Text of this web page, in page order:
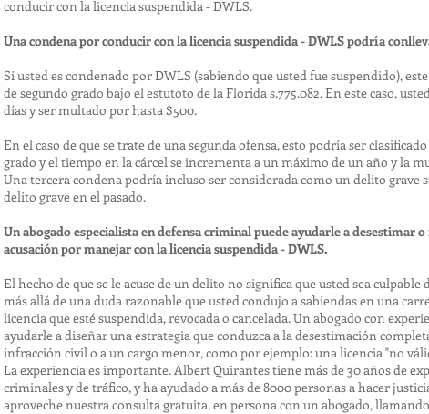
conducir con la licencia suspendida - DWLS.
Una condena por conducir con la licencia suspendida - DWLS podría
Si usted es condenado por DWLS (sabiendo que usted fue suspendido),
de segundo grado bajo el estutoto de la Florida s.775.082. En este caso,
días y ser multado por hasta $500.
En el caso de que se trate de una segunda ofensa, esto podría ser
grado y el tiempo en la cárcel se incrementa a un máximo de un año y la
Una tercera condena podría incluso ser considerada como un delito grave
delito grave en el pasado.
Un abogado especialista en defensa criminal puede ayudarle a desestimar
acusación por manejar con la licencia suspendida - DWLS.
El hecho de que se le acuse de un delito no significa que usted sea
más allá de una duda razonable que usted condujo a sabiendas en una
licencia que esté suspendida, revocada o cancelada. Un abogado con
ayudarle a diseñar una estrategia que conduzca a la desestimación
infracción civil o a un cargo menor, como por ejemplo: una licencia "no
La experiencia es importante. Albert Quirantes tiene más de 30 años de
criminales y de tráfico, y ha ayudado a más de 8000 personas a hacer
aproveche nuestra consulta gratuita, en persona con un abogado,